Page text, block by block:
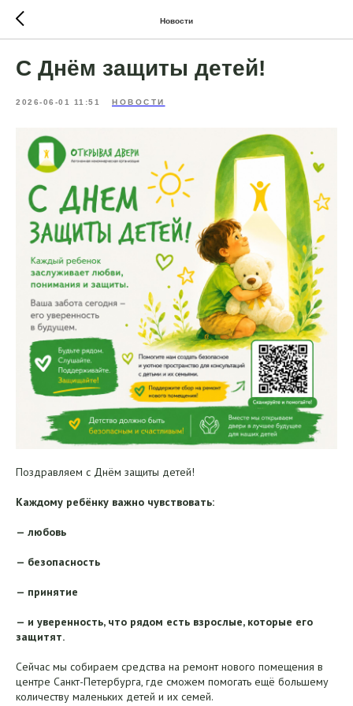
Новости
С Днём защиты детей!
2026-06-01 11:51 НОВОСТИ
Поздравляем с Днём защиты детей!
Каждому ребёнку важно чувствовать:
— любовь
— безопасность
— принятие
— и уверенность, что рядом есть взрослые, которые его
защитят.
Сейчас мы собираем средства на ремонт нового помещения в
центре Санкт-Петербурга, где сможем помогать ещё большему
количеству маленьких детей и их семей.